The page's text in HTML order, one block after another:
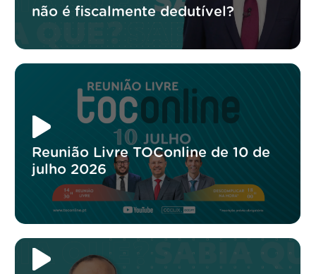
não é fiscalmente dedutível?
Reunião Livre TOConline de 10 de
julho 2026